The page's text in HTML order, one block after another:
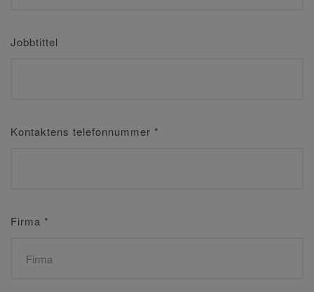
Jobbtittel
Kontaktens telefonnummer *
Firma *